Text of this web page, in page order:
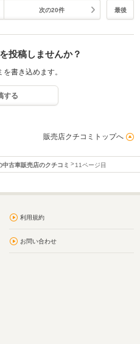
次の20件 最後
投稿しませんか？
書き込めます。
する
販売店クチコミトップへ
中古車販売店のクチコミ 11ページ目
利用規約
お問い合わせ